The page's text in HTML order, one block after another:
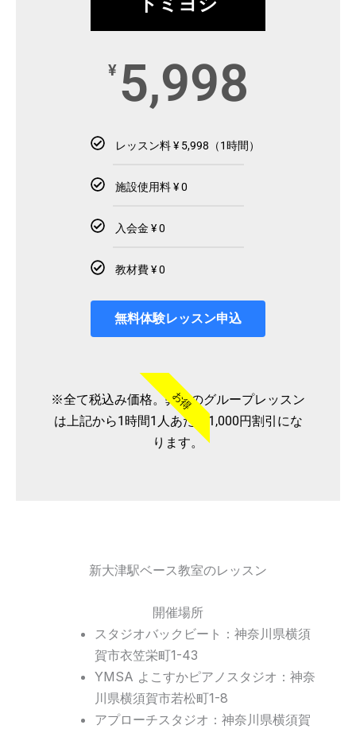
¥ 5,998
レッスン料 ¥ 5,998（1時間）
施設使用料 ¥ 0
入会金 ¥ 0
教材費 ¥ 0
無料体験レッスン申込
お得
※全て税込み価格。弊社のグループレッスン
は上記から1時間1人あたり1,000円割引にな
ります。
新大津駅ベース教室のレッスン
開催場所
スタジオバックビート：神奈川県横須
賀市衣笠栄町1-43
YMSA よこすかピアノスタジオ：神奈
川県横須賀市若松町1-8
アプローチスタジオ：神奈川県横須賀